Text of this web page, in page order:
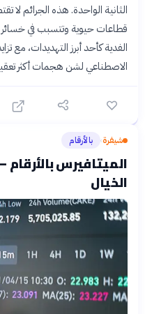
الثانية الواحدة. هذه الجرائم لا
قطاعات حيوية وتتسبب في خسائر
الفدية كأحد أبرز التهديدات، مع
الاصطناعي لشن هجمات أكثر
شيفرة› بالأرقام
الميتافيرس بالأرقام
الخيال